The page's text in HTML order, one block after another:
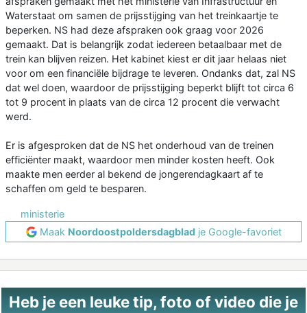
Waterstaat om samen de prijsstijging van het treinkaartje te
beperken. NS had deze afspraken ook graag voor 2026
gemaakt. Dat is belangrijk zodat iedereen betaalbaar met de
trein kan blijven reizen. Het kabinet kiest er dit jaar helaas niet
voor om een financiële bijdrage te leveren. Ondanks dat, zal NS
dat wel doen, waardoor de prijsstijging beperkt blijft tot circa 6
tot 9 procent in plaats van de circa 12 procent die verwacht
werd.
Er is afgesproken dat de NS het onderhoud van de treinen
efficiënter maakt, waardoor men minder kosten heeft. Ook
maakte men eerder al bekend de jongerendagkaart af te
schaffen om geld te besparen.
ministerie
Maak Noordoostpoldersdagbladje Google-favoriet
Heb je een leuke tip, foto of video die je